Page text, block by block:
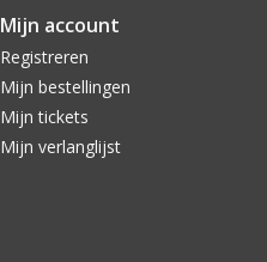
Mijn account
Registreren
Mijn bestellingen
Mijn tickets
Mijn verlanglijst